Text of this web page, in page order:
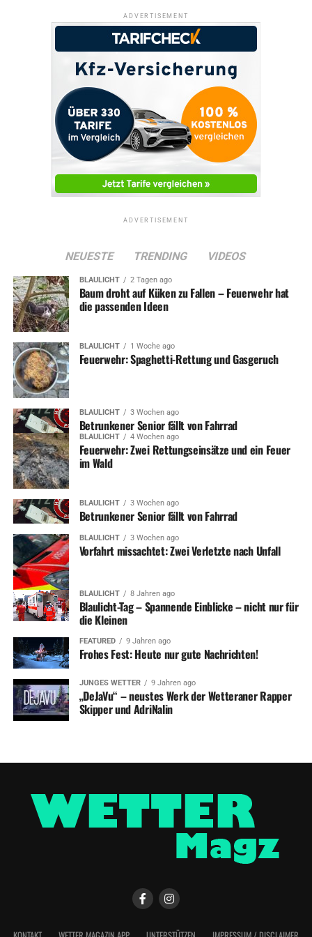
ADVERTISEMENT
Neue Broschüre informiert über Bring- und Holdienste
Geänderte Busfahrpläne an Weihnachten und Sylvester
ADVERTISEMENT
ADVERTISEMENT
NEUESTE TRENDING VIDEOS
BLAULICHT 2 Tagen ago
Baum droht auf Küken zu Fallen – Feuerwehr hat
die passenden Ideen
BLAULICHT 1 Woche ago
Feuerwehr: Spaghetti-Rettung und Gasgeruch
BLAULICHT 3 Wochen ago
Betrunkener Senior fällt von Fahrrad
BLAULICHT 4 Wochen ago
Feuerwehr: Zwei Rettungseinsätze und ein Feuer
im Wald
BLAULICHT 3 Wochen ago
Betrunkener Senior fällt von Fahrrad
BLAULICHT 3 Wochen ago
Vorfahrt missachtet: Zwei Verletzte nach Unfall
BLAULICHT 8 Jahren ago
Blaulicht-Tag – Spannende Einblicke – nicht nur für
die Kleinen
FEATURED 9 Jahren ago
Frohes Fest: Heute nur gute Nachrichten!
JUNGES WETTER 9 Jahren ago
„DeJaVu“ – neustes Werk der Wetteraner Rapper
Skipper und AdriNalin